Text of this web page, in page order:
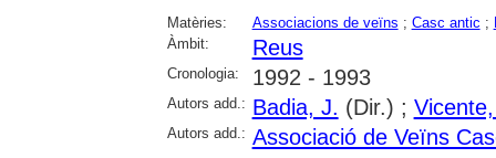
Matèries: Associacions de veïns ; Casc antic ;
Àmbit:
Reus
Cronologia: 1992 - 1993
Autors add.: Badia, J. (Dir.) ;
Autors add.: Associació de Veïns